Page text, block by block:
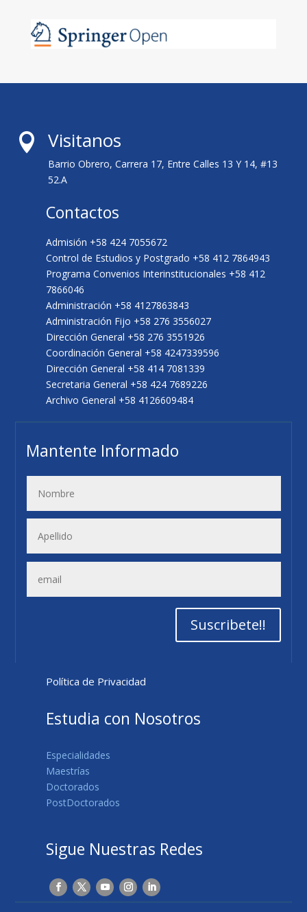
 Visitanos
Barrio Obrero, Carrera 17, Entre Calles 13 Y 14, #13
52.A
Contactos
Admisión +58 424 7055672
Control de Estudios y Postgrado +58 412 7864943
Programa Convenios Interinstitucionales +58 412
7866046
Administración +58 4127863843
Administración Fijo +58 276 3556027
Dirección General +58 276 3551926
Coordinación General +58 4247339596
Dirección General +58 414 7081339
Secretaria General +58 424 7689226
Archivo General +58 4126609484
Mantente Informado
Suscribete!!
Política de Privacidad
Estudia con Nosotros
Especialidades
Maestrías
Doctorados
PostDoctorados
Sigue Nuestras Redes